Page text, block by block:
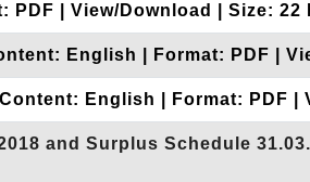
PDF | View/Download | Size: 22
English | Format: PDF |
English | Format: PDF |
and Surplus Schedule